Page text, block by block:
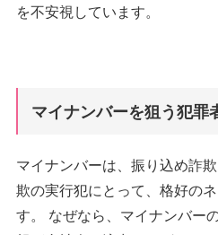
を不安視しています。
マイナンバーを狙う犯罪
マイナンバーは、振り込め詐
欺の実行犯にとって、格好の
す。 なぜなら、マイナンバー